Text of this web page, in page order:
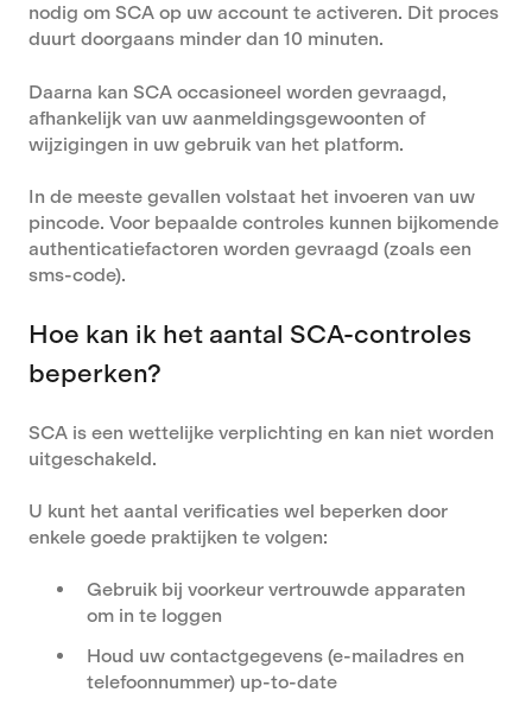
nodig om SCA op uw account te activeren. Dit proces
duurt doorgaans minder dan 10 minuten.
Daarna kan SCA occasioneel worden gevraagd,
afhankelijk van uw aanmeldingsgewoonten of
wijzigingen in uw gebruik van het platform.
In de meeste gevallen volstaat het invoeren van uw
pincode. Voor bepaalde controles kunnen bijkomende
authenticatiefactoren worden gevraagd (zoals een
sms-code).
Hoe kan ik het aantal SCA-controles
beperken?
SCA is een wettelijke verplichting en kan niet worden
uitgeschakeld.
U kunt het aantal verificaties wel beperken door
enkele goede praktijken te volgen:
Gebruik bij voorkeur vertrouwde apparaten
om in te loggen
Houd uw contactgegevens (e-mailadres en
telefoonnummer) up-to-date